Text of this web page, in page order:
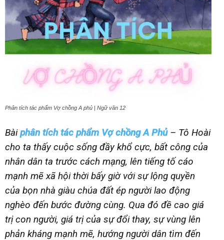
Phân tích tác phẩm Vợ chồng A phủ | Ngữ văn 12
Bàiphân tích tác phẩm Vợ chồng A Phủ– Tô Hoài
cho ta thấy cuộc sống đầy khổ cực, bất công của
nhân dân ta trước cách mạng, lên tiếng tố cáo
mạnh mẽ xã hội thời bấy giờ với sự lộng quyền
của bọn nhà giàu chúa đất ép người lao động
nghèo đến bước đường cùng. Qua đó đề cao giá
trị con người, giá trị của sự đổi thay, sự vùng lên
phản kháng mạnh mẽ, hướng người dân tìm đến